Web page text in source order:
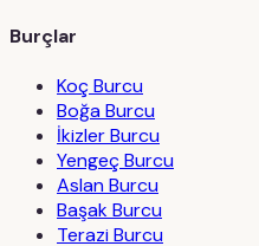
Burçlar
Koç Burcu
Boğa Burcu
İkizler Burcu
Yengeç Burcu
Aslan Burcu
Başak Burcu
Terazi Burcu